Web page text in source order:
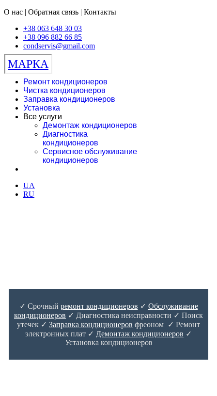
О нас | Обратная связь | Контакты
+38 063 648 30 03
+38 096 882 66 85
condservis@gmail.com
МАРКА
Ремонт кондиционеров
Чистка кондиционеров
Заправка кондиционеров
Установка
Все услуги
Демонтаж кондиционеров
Диагностика
кондиционеров
Сервисное обслуживание
кондиционеров
UA
RU
✓ Срочный ремонт кондиционеров ✓ Обслуживание
кондиционеров ✓ Диагностика неисправности ✓ Поиск
утечек ✓ Заправка кондиционеров фреоном ✓ Ремонт
электронных плат ✓ Демонтаж кондиционеров ✓
Установка кондиционеров